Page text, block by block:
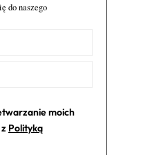
do naszego
moich
Polityką